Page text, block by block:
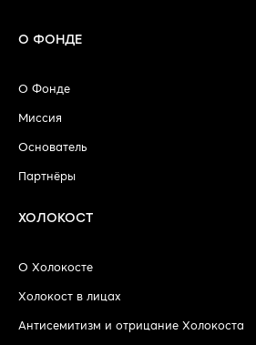
О ФОНДЕ
О Фонде
Миссия
Основатель
Партнёры
ХОЛОКОСТ
О Холокосте
Холокост в лицах
Антисемитизм и отрицание Холокоста